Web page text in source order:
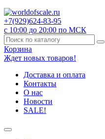
+7(929)624-83-95
с 10:00 до 20:00 по МСК
Корзина
Ждет новых товаров!
Доставка и оплата
Контакты
О нас
Новости
SALE!